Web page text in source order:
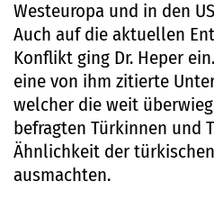
Westeuropa und in den
Auch auf die aktuellen
Konflikt ging Dr. Heper
eine von ihm zitierte
welcher die weit
befragten Türkinnen und
Ähnlichkeit der
ausmachten.